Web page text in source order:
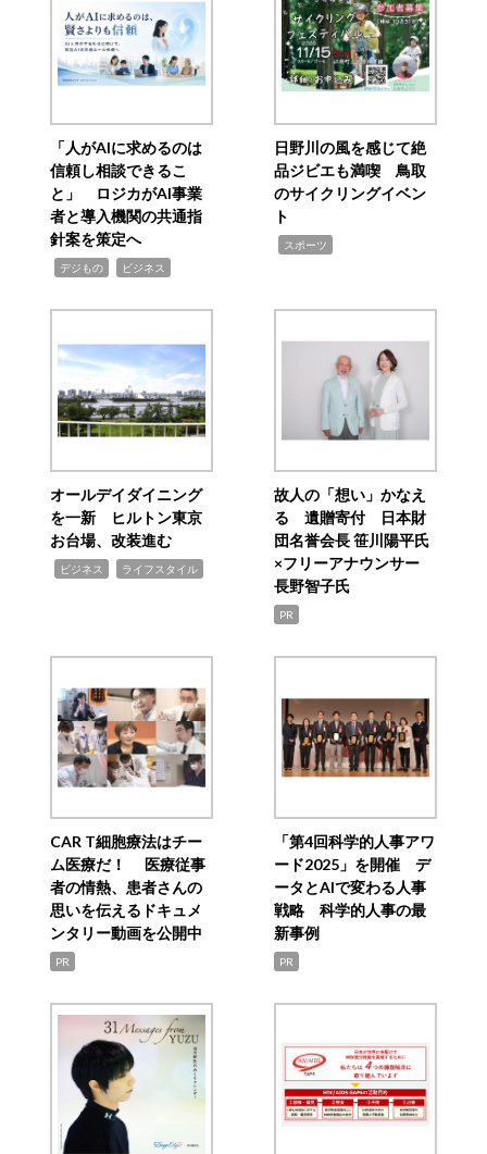
「人がAIに求めるのは
信頼し相談できるこ
と」 ロジカがAI事業
者と導入機関の共通指
針案を策定へ
デジもの ビジネス
日野川の風を感じて絶
品ジビエも満喫 鳥取
のサイクリングイベン
ト
スポーツ
オールデイダイニング
を一新 ヒルトン東京
お台場、改装進む
ビジネス ライフスタイル
故人の「想い」かなえ
る 遺贈寄付 日本財
団名誉会長 笹川陽平氏
×フリーアナウンサー
長野智子氏
PR
CAR T細胞療法はチー
ム医療だ！ 医療従事
者の情熱、患者さんの
思いを伝えるドキュメ
ンタリー動画を公開中
PR
「第4回科学的人事アワ
ード2025」を開催 デ
ータとAIで変わる人事
戦略 科学的人事の最
新事例
PR